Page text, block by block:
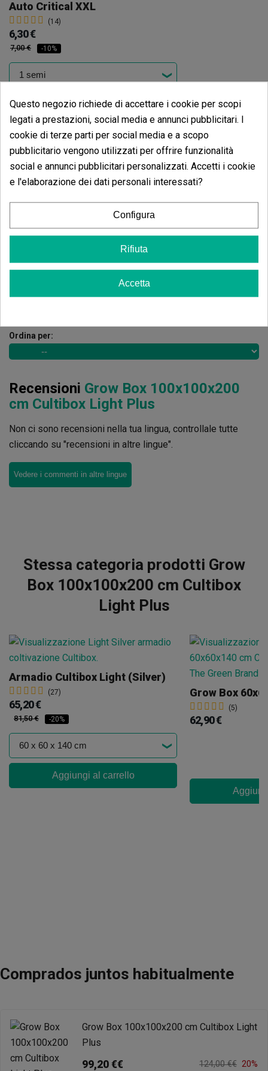
Auto Critical XXL
(14)
6,30 €
7,00 € -10%
Aggiungi al carrello
Opinioni dei clienti
5 estrelle
66.67%
4 estrelle
3 estrelle
0.00%
Scrivi il tuo commento
4.67de5
Ordina per:
Recensioni Grow Box 100x100x200
cm Cultibox Light Plus
Non ci sono recensioni nella tua lingua, controllale tutte
cliccando su "recensioni in altre lingue".
Vedere i commenti in altre lingue
Stessa categoria prodotti Grow
Box 100x100x200 cm Cultibox
Light Plus
Armadio Cultibox Light (silver)
(27)
65,20 €
81,50 € -20%
Aggiungi al carrello
(5)
62,90 €
Comprados juntos habitualmente
Grow Box 100x100x200 cm Cultibox Light
Plus
99,20 €€ 124,00 €€ 20%
Questo negozio richiede di accettare i cookie per scopi
legati a prestazioni, social media e annunci pubblicitari. I
cookie di terze parti per social media e a scopo
pubblicitario vengono utilizzati per offrire funzionalità
social e annunci pubblicitari personalizzati. Accetti i cookie
e l'elaborazione dei dati personali interessati?
Configura
Rifiuta
Accetta